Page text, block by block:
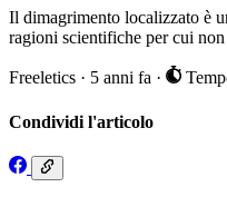
Il dimagrimento localizzato è
ragioni scientifiche per cui
Freeletics · 5 anni fa ·
Condividi l'articolo